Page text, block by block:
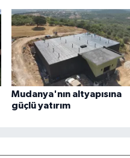
Mudanya'nın altyapısına
güçlü yatırım